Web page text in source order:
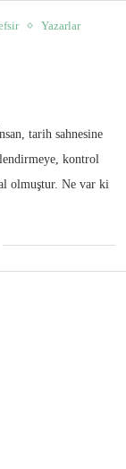
Yazarlar
tarih sahnesine
kontrol
olmuştur. Ne var ki